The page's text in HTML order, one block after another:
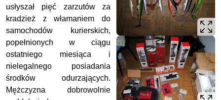
usłyszał pięć zarzutów za
kradzież z włamaniem do
samochodów kurierskich,
popełnionych w ciągu
ostatniego miesiąca i
nielegalnego posiadania
środków odurzających.
Mężczyzna dobrowolnie